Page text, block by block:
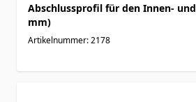
Abschlussprofil für den Innen-
mm)
Artikelnummer: 2178